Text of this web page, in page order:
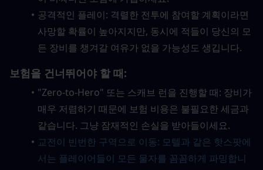
공격적인 플레이: 격렬한 전투에 참여할 계획이라면
사망할 확률이 높아지지만, 동시에 적들이 당신의 모
든 장비를 챙겨갈 여유가 없을 가능성도 생깁니다.
보험을 건너뛰어야 할 때:
"Zero-to-Hero" 또는 스캐브 런을 진행할 때: 장비가
매우 저렴하기 때문에 보험 비용은 불필요한 세금과
같습니다. 그냥 잠재적인 손실을 받아들이세요.
교전이 빈번한 구역으로 이동: 모텔과 같은 핫스팟에
서는 플레이어들이 모든 물자를 꼼꼼하게 파밍합니